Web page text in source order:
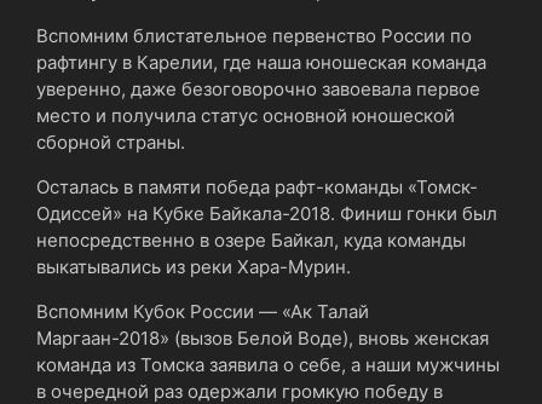
Вспомним блистательное первенство России по
рафтингу в Карелии, где наша юношеская команда
уверенно, даже безоговорочно завоевала первое
место и получила статус основной юношеской
сборной страны.
Осталась в памяти победа рафт-команды «Томск-
Одиссей» на Кубке Байкала-2018. Финиш гонки был
непосредственно в озере Байкал, куда команды
выкатывались из реки Хара-Мурин.
Вспомним Кубок России — «Ак Талай
Маргаан-2018» (вызов Белой Воде), вновь женская
команда из Томска заявила о себе, а наши мужчины
в очередной раз одержали громкую победу в